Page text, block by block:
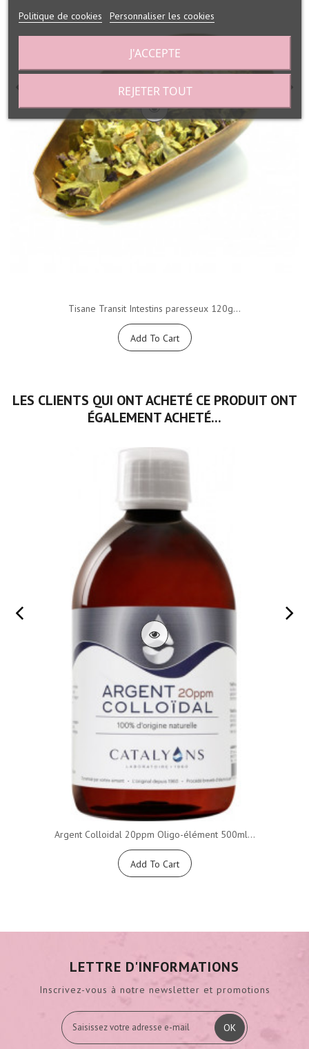
Tisane Transit Intestins paresseux 120g...
Add To Cart
LES CLIENTS QUI ONT ACHETÉ CE PRODUIT ONT
ÉGALEMENT ACHETÉ...
Argent Colloidal 20ppm Oligo-élément 500ml...
Add To Cart
LETTRE D'INFORMATIONS
Inscrivez-vous à notre newsletter et promotions
OK
Politique de cookies Personnaliser les cookies
REJETER TOUT
J'ACCEPTE